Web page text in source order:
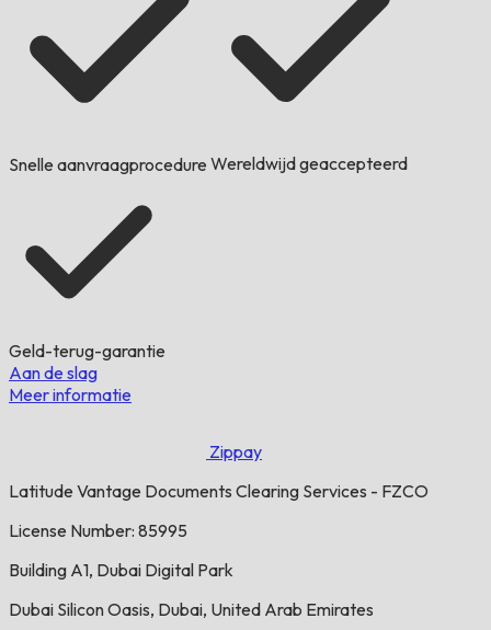
Snelle aanvraagprocedure Wereldwijd geaccepteerd
Geld-terug-garantie
Aan de slag
Meer informatie
Zippay
Latitude Vantage Documents Clearing Services - FZCO
License Number: 85995
Building A1, Dubai Digital Park
Dubai Silicon Oasis, Dubai, United Arab Emirates